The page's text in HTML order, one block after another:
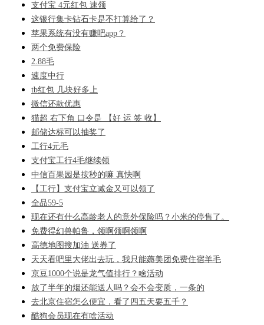
支付宝 4元红包 速领
这银行集卡钻石卡是不打算给了？
苹果系统有没有赚吧app？
两个免费保险
2.88毛
速度中行
tb红包 几块好多上
微信还款优惠
猫超 右下角 口令是 【好 运 签 收】
邮储达标可以抽奖了
工行4元毛
支付宝工行4毛继续领
中信百果园是按秒的嘛 真快啊
【工行】支付宝立减金又可以领了
全品59-5
现在还有什么高龄老人的意外保险吗？小米的停售了。
免费得幻兽帕鲁，领啊领啊领啊
高德地图搜加油 送券了
天天看吧里大佬出去玩，我只能薅美团免费住宿羊毛
京豆1000个说是龙气值排行？啥活动
放了半年的烟还能送人吗？会不会变质，一条的
去北京住宿怎么便宜，看了四五天要五千？
酷狗会员现在有啥活动